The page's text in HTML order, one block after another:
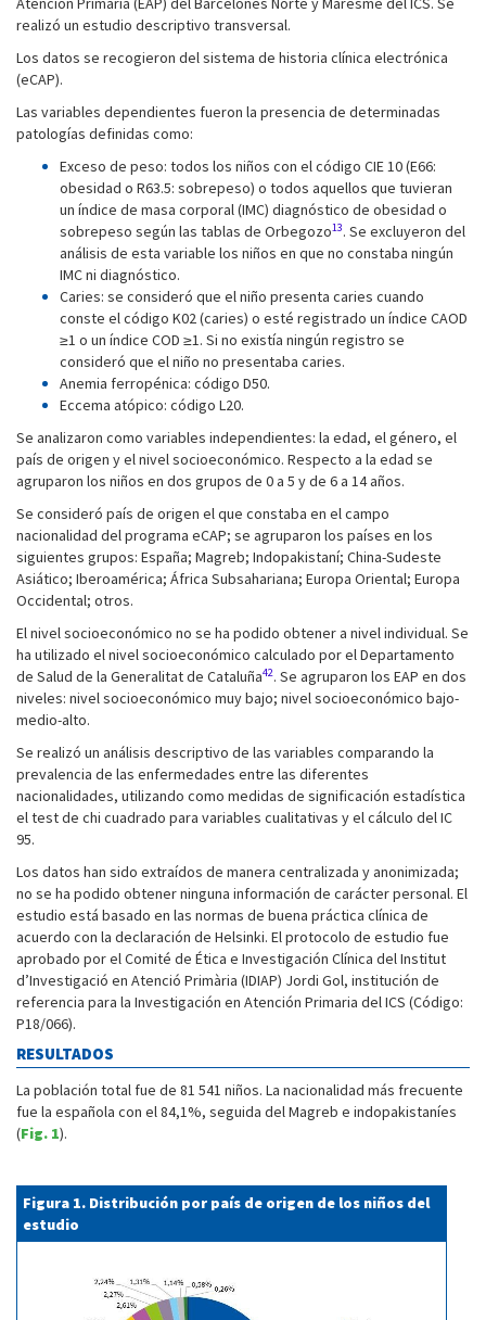
realizó un estudio descriptivo transversal.
Los datos se recogieron del sistema de historia clínica electrónica
(eCAP).
Las variables dependientes fueron la presencia de determinadas
patologías definidas como:
Exceso de peso: todos los niños con el código CIE 10 (E66:
obesidad o R63.5: sobrepeso) o todos aquellos que tuvieran
un índice de masa corporal (IMC) diagnóstico de obesidad o
sobrepeso según las tablas de Orbegozo13. Se excluyeron del
análisis de esta variable los niños en que no constaba ningún
IMC ni diagnóstico.
Caries: se consideró que el niño presenta caries cuando
conste el código K02 (caries) o esté registrado un índice CAOD
≥1 o un índice COD ≥1. Si no existía ningún registro se
consideró que el niño no presentaba caries.
Anemia ferropénica: código D50.
Eccema atópico: código L20.
Se analizaron como variables independientes: la edad, el género, el
país de origen y el nivel socioeconómico. Respecto a la edad se
agruparon los niños en dos grupos de 0 a 5 y de 6 a 14 años.
Se consideró país de origen el que constaba en el campo
nacionalidad del programa eCAP; se agruparon los países en los
siguientes grupos: España; Magreb; Indopakistaní; China-Sudeste
Asiático; Iberoamérica; África Subsahariana; Europa Oriental; Europa
Occidental; otros.
El nivel socioeconómico no se ha podido obtener a nivel individual. Se
ha utilizado el nivel socioeconómico calculado por el Departamento
de Salud de la Generalitat de Cataluña42. Se agruparon los EAP en dos
niveles: nivel socioeconómico muy bajo; nivel socioeconómico bajo-
medio-alto.
Se realizó un análisis descriptivo de las variables comparando la
prevalencia de las enfermedades entre las diferentes
nacionalidades, utilizando como medidas de significación estadística
el test de chi cuadrado para variables cualitativas y el cálculo del IC
95.
Los datos han sido extraídos de manera centralizada y anonimizada;
no se ha podido obtener ninguna información de carácter personal. El
estudio está basado en las normas de buena práctica clínica de
acuerdo con la declaración de Helsinki. El protocolo de estudio fue
aprobado por el Comité de Ética e Investigación Clínica del Institut
d’Investigació en Atenció Primària (IDIAP) Jordi Gol, institución de
referencia para la Investigación en Atención Primaria del ICS (Código:
P18/066).
RESULTADOS
La población total fue de 81 541 niños. La nacionalidad más frecuente
fue la española con el 84,1%, seguida del Magreb e indopakistaníes
(Fig. 1).
Figura 1. Distribución por país de origen de los niños del
estudio